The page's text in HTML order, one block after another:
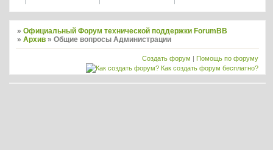
»Официальный Форум технической поддержки ForumBB
»Архив »Общие вопросы Администрации
Создать форум |Помощь по форуму